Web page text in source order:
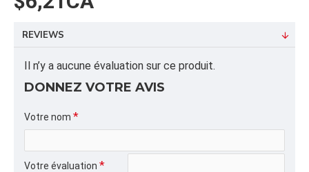
Volume cubique: 1.25 pieds cubes
FORMAT DE PALETTE
Quantité par palette: 0.00
ALPHA
CORDEJUTE, J504, J504
CATÉGORIE
REVIEWS
Il n’y a aucune évaluation sur ce produit.
DONNEZ VOTRE AVIS
Votre nom
Votre évaluation